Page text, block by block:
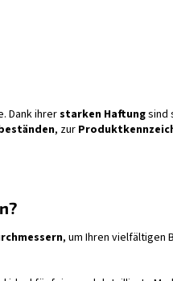
Dank ihrerstarken Haftungsind
, zur
, um Ihren vielfältigen